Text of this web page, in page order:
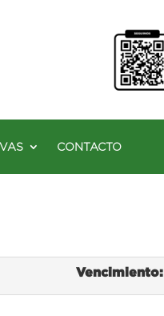
CONTACTO
Vencimiento: